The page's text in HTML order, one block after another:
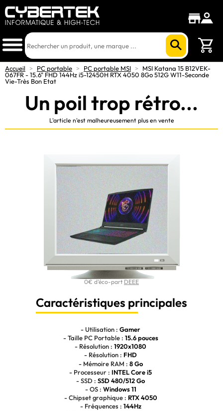
Accueil > PC portable > PC portable MSI >
MSI Katana 15 B12VEK-
067FR - 15.6" FHD 144Hz i5-12450H RTX 4050 8Go 512G W11-Seconde
Vie-Très Bon Etat
Un poil trop rétro...
L'article n'est malheureusement plus en vente
0€ d'éco-part DEEE
Caractéristiques principales
- Utilisation : Gamer
- Taille PC Portable : 15.6 pouces
- Résolution : 1920x1080
- Résolution : FHD
- Mémoire RAM : 8 Go
- Processeur : INTEL Core i5
- SSD : SSD 480/512 Go
- OS : Windows 11
- Chipset graphique : RTX 4050
- Fréquences : 144Hz